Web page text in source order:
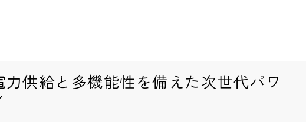
供給と多機能性を備えた次世代パワ